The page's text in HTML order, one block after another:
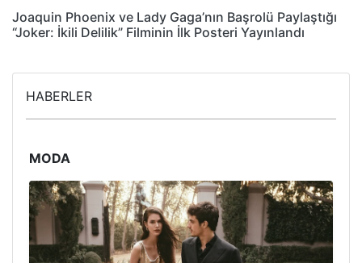
Joaquin Phoenix ve Lady Gaga’nın Başrolü Paylaştığı
“Joker: İkili Delilik” Filminin İlk Posteri Yayınlandı
HABERLER
MODA